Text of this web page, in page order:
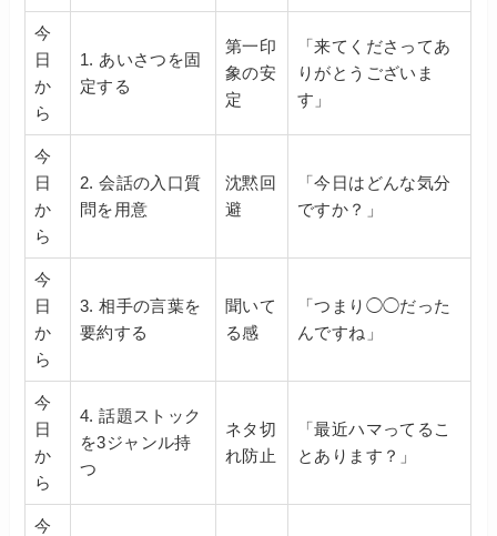
今
日
か
ら
1. あいさつを固
定する
第一印
象の安
定
「来てくださってあ
りがとうございま
す」
今
日
か
ら
2. 会話の入口質
問を用意
沈黙回
避
「今日はどんな気分
ですか？」
今
日
か
ら
3. 相手の言葉を
要約する
聞いて
る感
「つまり◯◯だった
んですね」
今
日
か
ら
4. 話題ストック
を3ジャンル持
つ
ネタ切
れ防止
「最近ハマってるこ
とあります？」
今